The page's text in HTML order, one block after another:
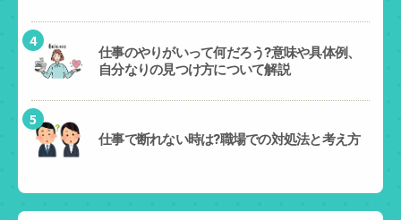
4
仕事のやりがいって何だろう?意味や具体例、
自分なりの見つけ方について解説
5
仕事で断れない時は?職場での対処法と考え方